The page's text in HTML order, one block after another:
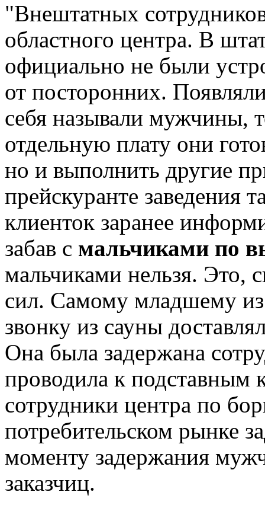
"Внештатных
областного центра. В
официально не были
от посторонних.
себя называли мужчины,
отдельную плату они
но и выполнить другие
прейскуранте заведения
клиенток заранее
забав с мальчиками по
мальчиками нельзя. Это,
сил. Самому младшему
звонку из сауны
Она была задержана
проводила к подставным
сотрудники центра по
потребительском рынке
моменту задержания
заказчиц.